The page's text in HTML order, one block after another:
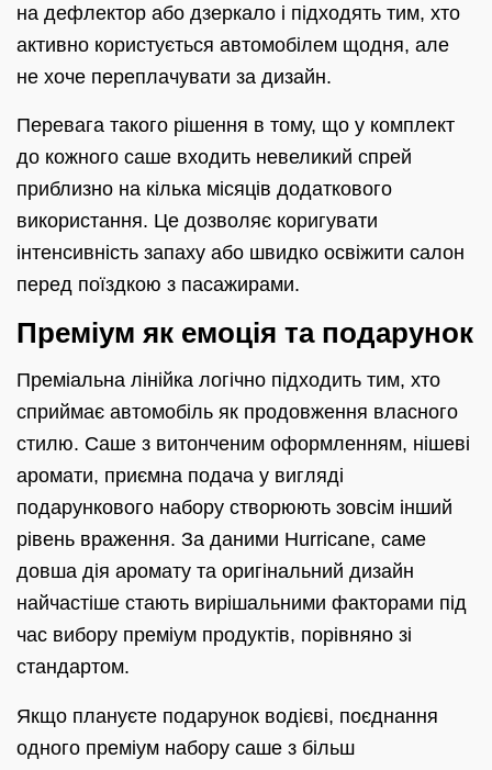
на дефлектор або дзеркало і підходять тим, хто
активно користується автомобілем щодня, але
не хоче переплачувати за дизайн.
Перевага такого рішення в тому, що у комплект
до кожного саше входить невеликий спрей
приблизно на кілька місяців додаткового
використання. Це дозволяє коригувати
інтенсивність запаху або швидко освіжити салон
перед поїздкою з пасажирами.
Преміум як емоція та подарунок
Преміальна лінійка логічно підходить тим, хто
сприймає автомобіль як продовження власного
стилю. Саше з витонченим оформленням, нішеві
аромати, приємна подача у вигляді
подарункового набору створюють зовсім інший
рівень враження. За даними Hurricane, саме
довша дія аромату та оригінальний дизайн
найчастіше стають вирішальними факторами під
час вибору преміум продуктів, порівняно зі
стандартом.
Якщо плануєте подарунок водієві, поєднання
одного преміум набору саше з більш